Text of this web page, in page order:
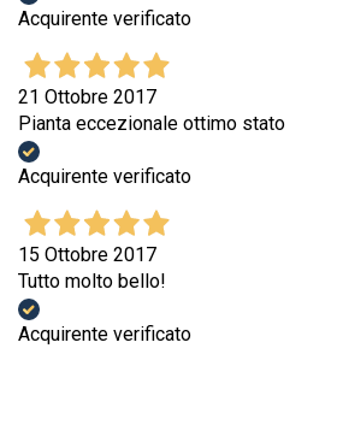
Acquirente verificato
21 Ottobre 2017
Pianta eccezionale ottimo stato
Acquirente verificato
15 Ottobre 2017
Tutto molto bello!
Acquirente verificato